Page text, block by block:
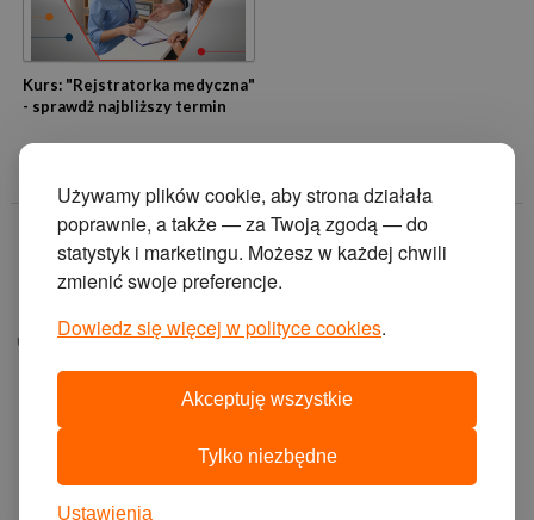
Używamy plików cookie, aby strona działała
poprawnie, a także — za Twoją zgodą — do
statystyk i marketingu. Możesz w każdej chwili
zmienić swoje preferencje.
Dowiedz się więcej w polityce cookies.
Akceptuję wszystkie
Tylko niezbędne
Ustawienia
Kurs: "Rejstratorka medyczna"
- sprawdż najbliższy termin
© 2014 Zakład
Doskonalenia
Zawodowego w
ul. Krasińskiego 2, 40-
projekt i wykonanie:
cyberstudio
cms:
abeon